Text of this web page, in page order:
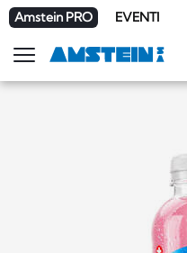
Amstein PRO EVENTI
Mostra
la